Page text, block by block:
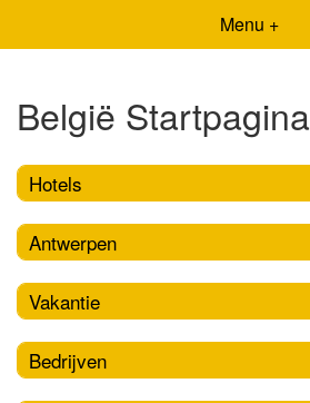
Menu +
België Startpagina
Hotels
Antwerpen
Vakantie
Bedrijven